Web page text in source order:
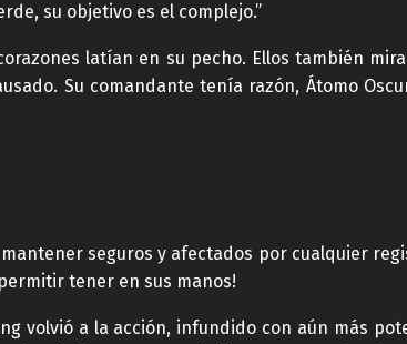
su objetivo es el complejo.”
latían en su pecho. Ellos también
Su comandante tenía razón, Átomo
seguros y afectados por cualquier
tener en sus manos!
volvió a la acción, infundido con aún más